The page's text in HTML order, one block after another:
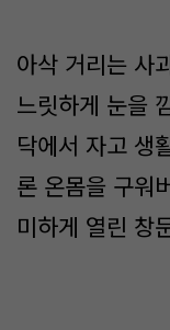
아삭 거리는 사
느릿하게 눈을
닥에서 자고 생
론 온몸을 구워
미하게 열린 창